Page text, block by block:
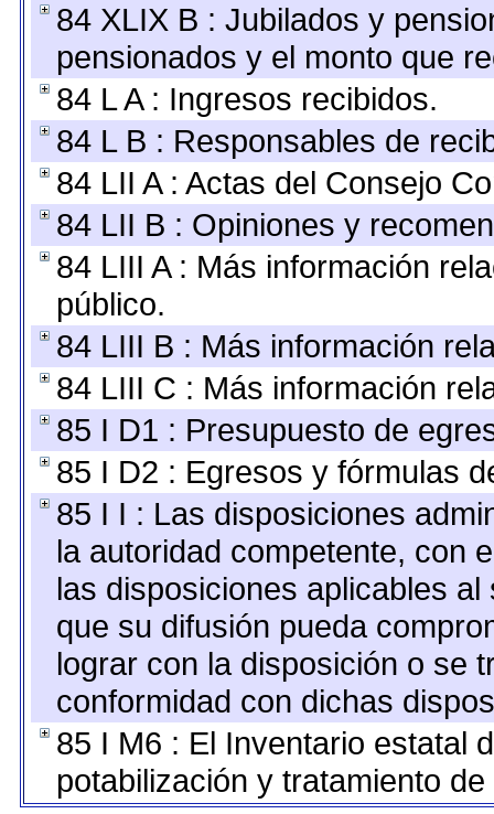
84 XLIX B : Jubilados y
pensionados y el monto que
84 L A : Ingresos recibidos.
84 L B : Responsables de
84 LII A : Actas del Consejo
84 LII B : Opiniones y
84 LIII A : Más información
público.
84 LIII B : Más información
84 LIII C : Más información
85 I D1 : Presupuesto de
85 I D2 : Egresos y fórmulas
85 I I : Las disposiciones
la autoridad competente, con
las disposiciones aplicables
que su difusión pueda
lograr con la disposición o se
conformidad con dichas
85 I M6 : El Inventario estatal
potabilización y tratamiento